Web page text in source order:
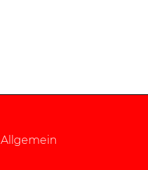
Allgemein